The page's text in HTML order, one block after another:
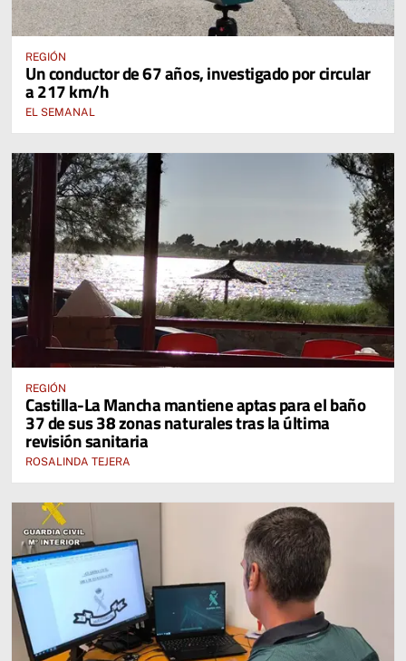
REGIÓN
Un conductor de 67 años, investigado por circular
a 217 km/h
EL SEMANAL
REGIÓN
Castilla-La Mancha mantiene aptas para el baño
37 de sus 38 zonas naturales tras la última
revisión sanitaria
ROSALINDA TEJERA